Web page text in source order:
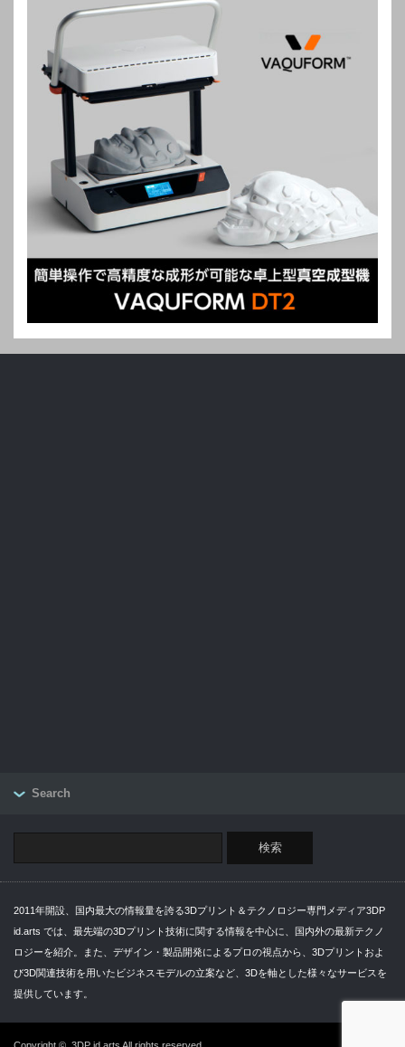
Search
2011年開設、国内最大の情報量を誇る3Dプリント＆テクノロジー専門メディア3DP
id.arts では、最先端の3Dプリント技術に関する情報を中心に、国内外の最新テクノ
ロジーを紹介。また、デザイン・製品開発によるプロの視点から、3Dプリントおよ
び3D関連技術を用いたビジネスモデルの立案など、3Dを軸とした様々なサービスを
提供しています。